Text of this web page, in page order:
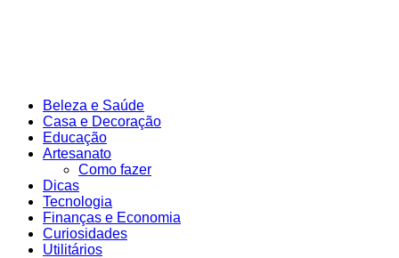
Beleza e Saúde
Casa e Decoração
Educação
Artesanato
Como fazer
Dicas
Tecnologia
Finanças e Economia
Curiosidades
Utilitários